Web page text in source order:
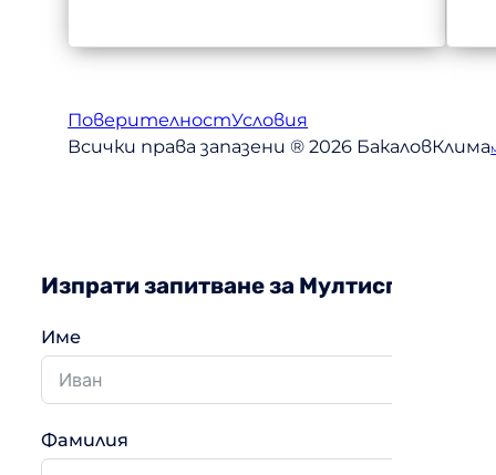
ПоверителностУсловия
Всички права запазени ® 2026 БакаловКлима
Изпрати запитване за Мултисплит
Име
Фамилия